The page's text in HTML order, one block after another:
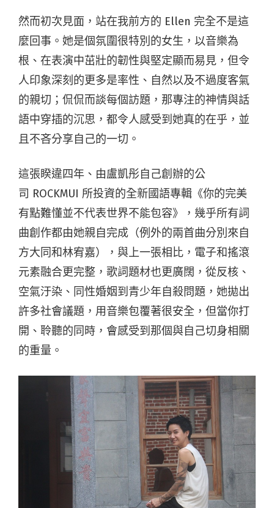
然而初次見面，站在我前方的 Ellen 完全不是這
麼回事。她是個氛圍很特別的女生，以音樂為
根、在表演中茁壯的韌性與堅定顯而易見，但令
人印象深刻的更多是率性、自然以及不過度客氣
的親切；侃侃而談每個訪題，那專注的神情與話
語中穿插的沉思，都令人感受到她真的在乎，並
且不吝分享自己的一切。
這張睽違四年、由盧凱彤自己創辦的公
司 ROCKMUI 所投資的全新國語專輯《你的完美
有點難懂並不代表世界不能包容》，幾乎所有詞
曲創作都由她親自完成（例外的兩首曲分別來自
方大同和林宥嘉），與上一張相比，電子和搖滾
元素融合更完整，歌詞題材也更廣闊，從反核、
空氣汙染、同性婚姻到青少年自殺問題，她拋出
許多社會議題，用音樂包覆著很安全，但當你打
開、聆聽的同時，會感受到那個與自己切身相關
的重量。